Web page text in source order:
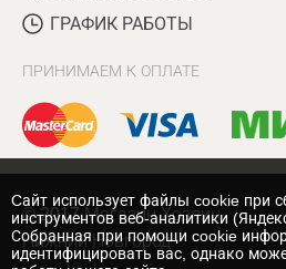
ГРАФИК РАБОТЫ
ПРИНИМАЕМ К ОПЛАТЕ
© 2017 Магазин Хозяин
Нижний Новгород
Cайт использует файлы cookie при
инструментов веб-аналитики
Собранная при помощи cookie
идентифицировать вас, однако